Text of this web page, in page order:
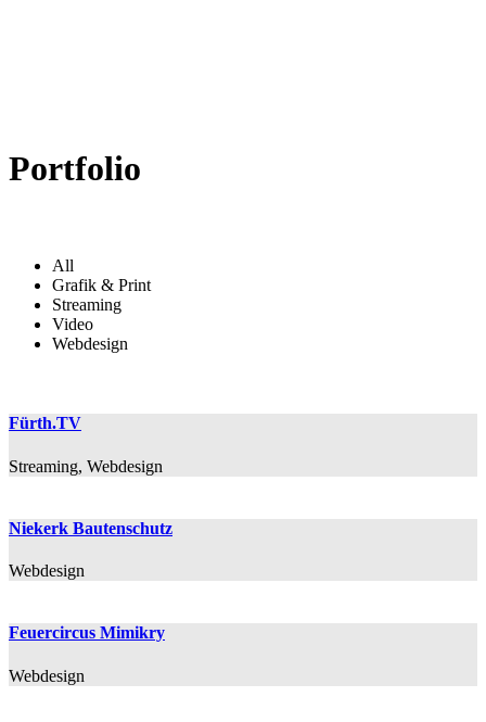
Portfolio
All
Grafik & Print
Streaming
Video
Webdesign
Fürth.TV
Streaming, Webdesign
Niekerk Bautenschutz
Webdesign
Feuercircus Mimikry
Webdesign